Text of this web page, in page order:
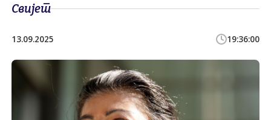
Свијет
13.09.2025 19:36:00